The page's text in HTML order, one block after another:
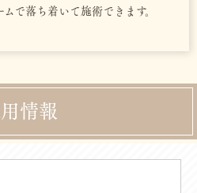
で落ち着いて施術できます。
情報